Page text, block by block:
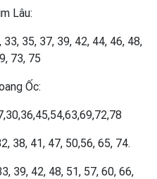
Lâu:
35, 37, 39, 42, 44, 46, 48,
73, 75
Ốc:
38, 41, 47, 50,56, 65, 74.
39, 42, 48, 51, 57, 60, 66,